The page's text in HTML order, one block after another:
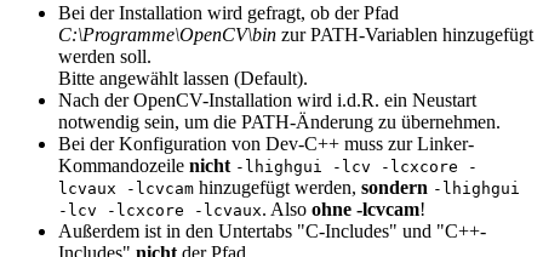
Bei der Installation wird gefragt, ob der Pfad
C:\Programme\OpenCV\bin zur PATH-Variablen hinzugefügt
werden soll.
Bitte angewählt lassen (Default).
Nach der OpenCV-Installation wird i.d.R. ein Neustart
notwendig sein, um die PATH-Änderung zu übernehmen.
Bei der Konfiguration von Dev-C++ muss zur Linker-
Kommandozeile nicht -lhighgui -lcv -lcxcore -
lcvaux -lcvcam hinzugefügt werden, sondern -lhighgui
-lcv -lcxcore -lcvaux. Also ohne -lcvcam!
Außerdem ist in den Untertabs "C-Includes" und "C++-
Includes" nicht der Pfad